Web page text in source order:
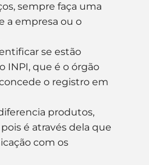
sempre faça uma
a empresa ou o
se estão
INPI, que é o órgão
o registro em
produtos,
é através dela que
com os